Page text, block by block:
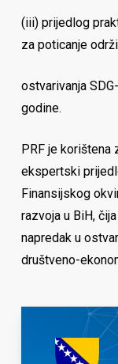
(iii) prijedlog
za poticanje
ostvarivanja
godine.
PRF je korištena
ekspertski
Finansijskog
razvoja u BiH,
napredak u
društveno-